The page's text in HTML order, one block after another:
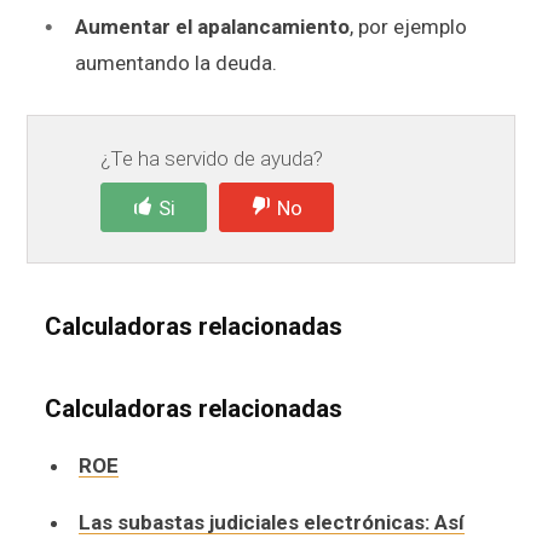
Aumentar el apalancamiento, por ejemplo
aumentando la deuda.
¿Te ha servido de ayuda?
Si No
Calculadoras relacionadas
Calculadoras relacionadas
ROE
Las subastas judiciales electrónicas: Así